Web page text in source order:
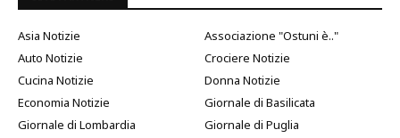
Asia Notizie
Associazione "Ostuni è.."
Auto Notizie
Crociere Notizie
Cucina Notizie
Donna Notizie
Economia Notizie
Giornale di Basilicata
Giornale di Lombardia
Giornale di Puglia